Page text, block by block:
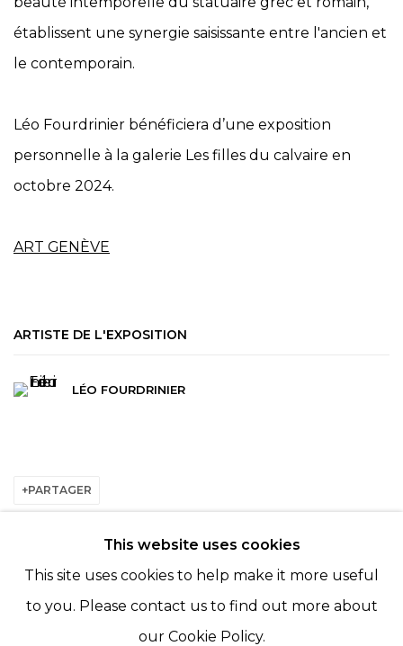
établissent une synergie saisissante entre l'ancien et
le contemporain.
Léo Fourdrinier bénéficiera d’une exposition
personnelle à la galerie Les filles du calvaire en
octobre 2024.
ART GENÈVE
ARTISTE DE L'EXPOSITION
LÉO FOURDRINIER
PARTAGER
BACK TO ART FAIRSThis website uses cookies
This site uses cookies to help make it more useful
to you. Please contact us to find out more about
our Cookie Policy.